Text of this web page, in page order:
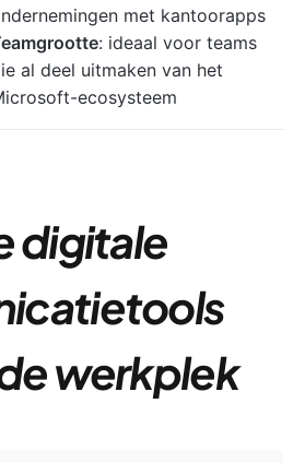
met kantoorapps
: ideaal voor teams
al deel uitmaken van het
ecosysteem
digitale
werkplek